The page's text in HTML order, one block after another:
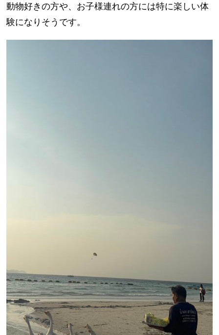
動物好きの方や、お子様連れの方には特に楽しい体
験になりそうです。